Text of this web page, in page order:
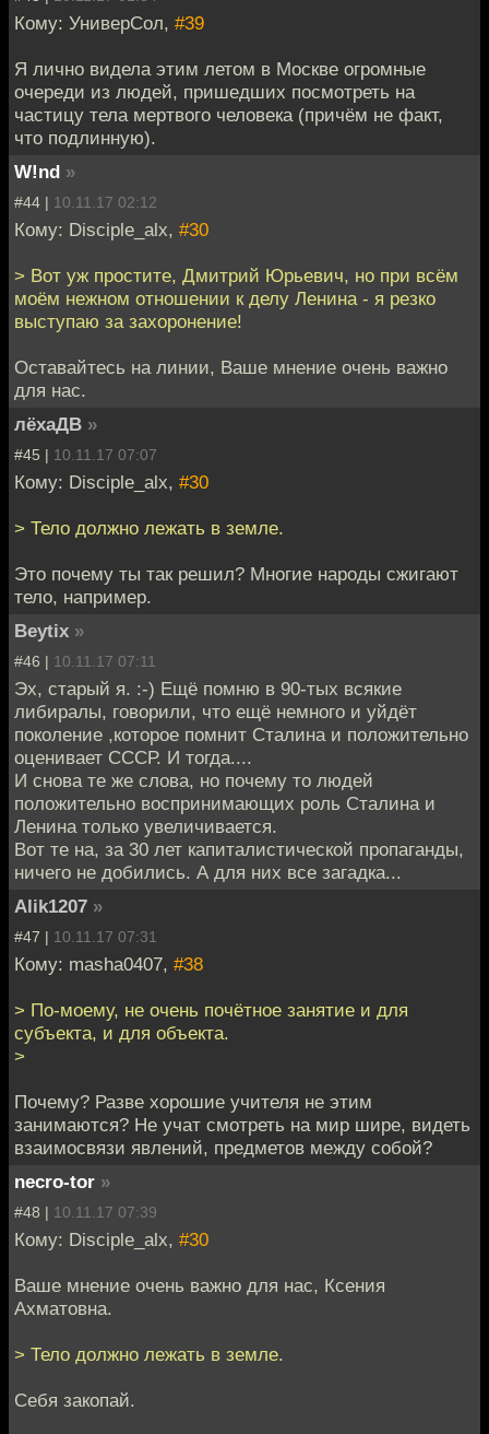
Кому: УниверСол, #39
Я лично видела этим летом в Москве огромные
очереди из людей, пришедших посмотреть на
частицу тела мертвого человека (причём не факт,
что подлинную).
W!nd »
#44 | 10.11.17 02:12
Кому: Disciple_alx, #30
> Вот уж простите, Дмитрий Юрьевич, но при всём
моём нежном отношении к делу Ленина - я резко
выступаю за захоронение!
Оставайтесь на линии, Ваше мнение очень важно
для нас.
лёхаДВ »
#45 | 10.11.17 07:07
Кому: Disciple_alx, #30
> Тело должно лежать в земле.
Это почему ты так решил? Многие народы сжигают
тело, например.
Beytix »
#46 | 10.11.17 07:11
Эх, старый я. :-) Ещё помню в 90-тых всякие
либиралы, говорили, что ещё немного и уйдёт
поколение ,которое помнит Сталина и положительно
оценивает СССР. И тогда....
И снова те же слова, но почему то людей
положительно воспринимающих роль Сталина и
Ленина только увеличивается.
Вот те на, за 30 лет капиталистической пропаганды,
ничего не добились. А для них все загадка...
Alik1207 »
#47 | 10.11.17 07:31
Кому: masha0407, #38
> По-моему, не очень почётное занятие и для
субъекта, и для объекта.
>
Почему? Разве хорошие учителя не этим
занимаются? Не учат смотреть на мир шире, видеть
взаимосвязи явлений, предметов между собой?
necro-tor »
#48 | 10.11.17 07:39
Кому: Disciple_alx, #30
Ваше мнение очень важно для нас, Ксения
Ахматовна.
> Тело должно лежать в земле.
Себя закопай.